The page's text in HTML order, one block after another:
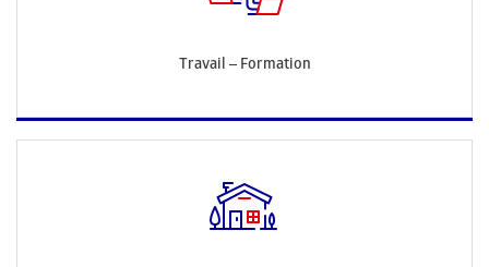
Travail – Formation